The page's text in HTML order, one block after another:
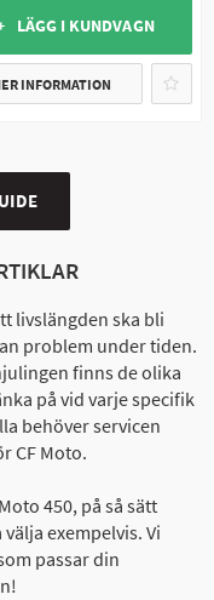
LÄGG I KUNDVAGN
INFORMATION
livslängden ska bli
problem under tiden.
finns de olika
på vid varje specifik
behöver servicen
CF Moto.
450, på så sätt
exempelvis. Vi
passar din